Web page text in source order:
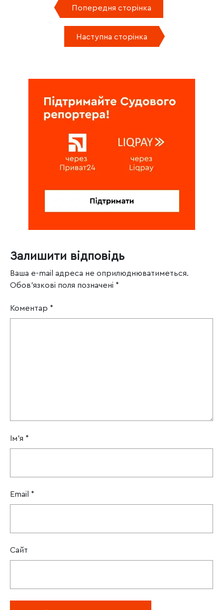
Попередня сторінка
Наступна сторінка
Залишити відповідь
Ваша e-mail адреса не оприлюднюватиметься.
Обов’язкові поля позначені *
Коментар *
Ім'я *
Email *
Сайт